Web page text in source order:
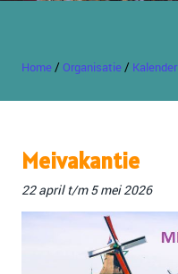
Home/Organisatie/ Kalender
Meivakantie
22 april t/m 5 mei 2026